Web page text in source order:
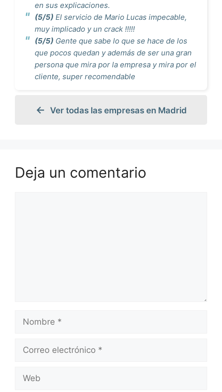
en sus explicaciones.
(5/5) El servicio de Mario Lucas impecable,
muy implicado y un crack !!!!!
(5/5) Gente que sabe lo que se hace de los
que pocos quedan y además de ser una gran
persona que mira por la empresa y mira por el
cliente, super recomendable
Ver todas las empresas en Madrid
Deja un comentario
Nombre
Correo
Web